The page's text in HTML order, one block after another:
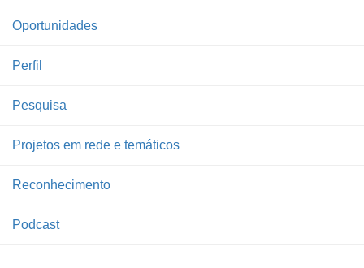
Oportunidades
Perfil
Pesquisa
Projetos em rede e temáticos
Reconhecimento
Podcast